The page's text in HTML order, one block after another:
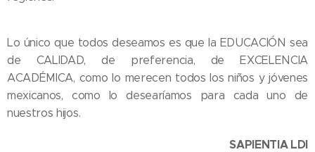
Lo único que todos deseamos es que la EDUCACIÓN sea
de CALIDAD, de preferencia, de EXCELENCIA
ACADÉMICA, como lo merecen todos los niños y jóvenes
mexicanos, como lo desearíamos para cada uno de
nuestros hijos.
SAPIENTIA LDI